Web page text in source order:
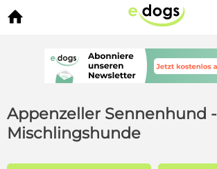

Appenzeller Sennenhund -
Mischlingshunde